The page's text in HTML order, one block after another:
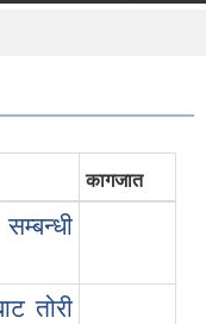
कागजात
तोरी